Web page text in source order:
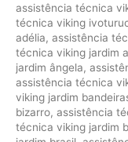
assistência técnica
técnica viking
adélia, assistência
técnica viking jardim
jardim ângela,
assistência técnica
viking jardim
bizarro, assistência
técnica viking jardim